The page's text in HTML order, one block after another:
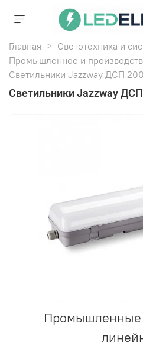
Главная
Светотехника и
Промышленное и
Светильники Jazzway ДСП
Светильники Jazzway
Промышленные